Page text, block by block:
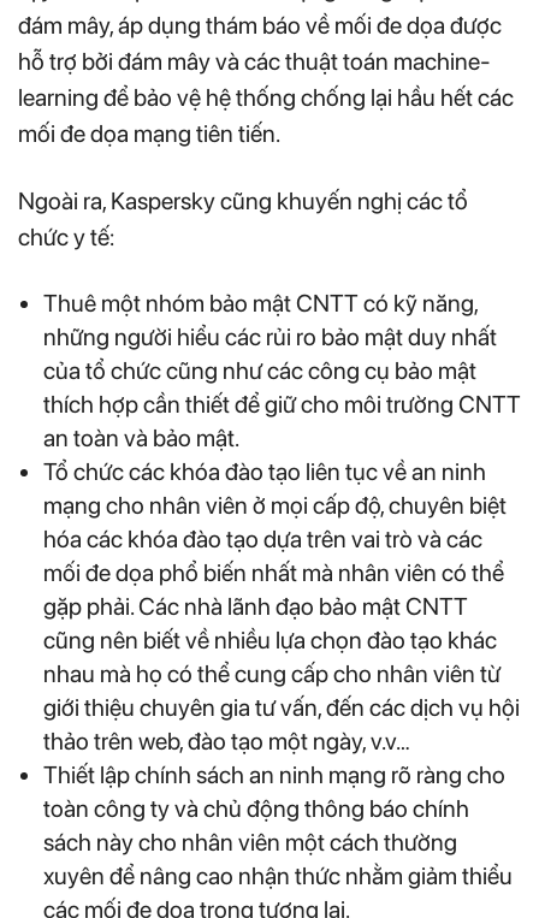
đám mây, áp dụng thám báo về mối đe dọa được
hỗ trợ bởi đám mây và các thuật toán machine-
learning để bảo vệ hệ thống chống lại hầu hết các
mối đe dọa mạng tiên tiến.
Ngoài ra, Kaspersky cũng khuyến nghị các tổ
chức y tế:
Thuê một nhóm bảo mật CNTT có kỹ năng,
những người hiểu các rủi ro bảo mật duy nhất
của tổ chức cũng như các công cụ bảo mật
thích hợp cần thiết để giữ cho môi trường CNTT
an toàn và bảo mật.
Tổ chức các khóa đào tạo liên tục về an ninh
mạng cho nhân viên ở mọi cấp độ, chuyên biệt
hóa các khóa đào tạo dựa trên vai trò và các
mối đe dọa phổ biến nhất mà nhân viên có thể
gặp phải. Các nhà lãnh đạo bảo mật CNTT
cũng nên biết về nhiều lựa chọn đào tạo khác
nhau mà họ có thể cung cấp cho nhân viên từ
giới thiệu chuyên gia tư vấn, đến các dịch vụ hội
thảo trên web, đào tạo một ngày, v.v…
Thiết lập chính sách an ninh mạng rõ ràng cho
toàn công ty và chủ động thông báo chính
sách này cho nhân viên một cách thường
xuyên để nâng cao nhận thức nhằm giảm thiểu
các mối đe dọa trong tương lai.